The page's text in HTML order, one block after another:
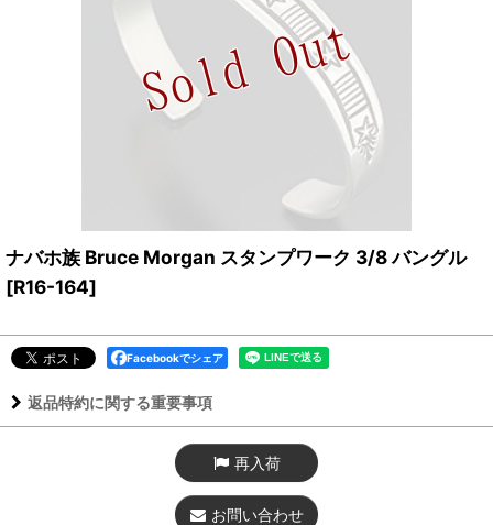
ナバホ族 Bruce Morgan スタンプワーク 3/8 バングル
[R16-164]
Facebookでシェア
返品特約に関する重要事項
再入荷
お問い合わせ